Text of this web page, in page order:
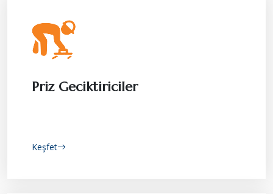
Priz Geciktiriciler
Keşfet